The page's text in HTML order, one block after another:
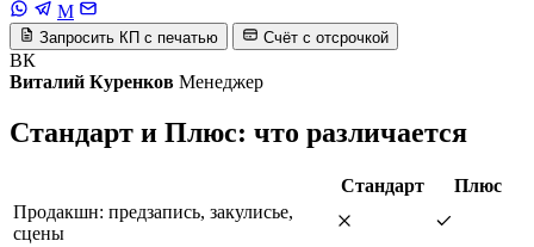
M
Запросить КП с печатью Счёт с отсрочкой
ВК
Виталий Куренков Менеджер
Стандарт и Плюс: что различается
Стандарт
Плюс
Продакшн: предзапись, закулисье,
сцены